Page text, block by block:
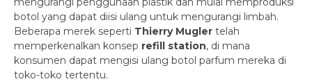
botol yang dapat diisi ulang untuk mengurangi limbah.
Beberapa merek seperti Thierry Mugler telah
memperkenalkan konsep refill station, di mana
konsumen dapat mengisi ulang botol parfum mereka di
toko-toko tertentu.